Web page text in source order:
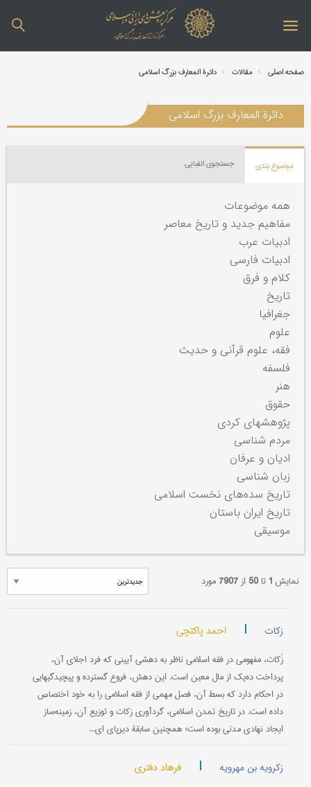
صفحه اصلی مقالات دائرة المعارف بزرگ اسلامی
دائرة المعارف بزرگ اسلامی
موضوع بندی جستجوی الفبایی
همه موضوعات
مفاهیم جدید و تاریخ معاصر
ادبیات عرب
ادبیات فارسی
کلام و فرق
تاریخ
جغرافیا
علوم
فقه، علوم قرآنی و حدیث
فلسفه
هنر
حقوق
پژوهشهای کردی
مردم شناسی
ادیان و عرفان
زبان شناسی
تاریخ سده‌های نخست اسلامی
تاریخ ایران باستان
موسیقی
نمایش 1تا50 از7907مورد
زکات | احمد پاکتچی
زَکات، مفهومی در فقه اسلامی ناظر به دهشی آيينی که فرد اجلای آن،
پرداخت ده‌يک از مال معين است. اين دهش، فروع گسترده و پيچيدگیهايی
در احکام دارد که بسط آن، فصل مهمی از فقه اسلامی را به خود اختصاص
داده است. در تاريخ تمدن اسلامی، گردآوری زکات و توزيع آن، زمينه‌ساز
ايجاد نهادی مدنی بوده است؛ همچنين سابقۀ ديرپای اي...
زکرویه بن مهرویه | فرهاد دفتری